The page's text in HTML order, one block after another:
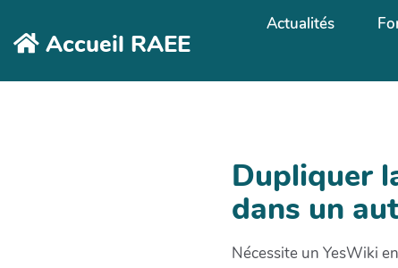
Accueil RAEE
Actualités
Dupliquer
dans un
Nécessite un YesWiki